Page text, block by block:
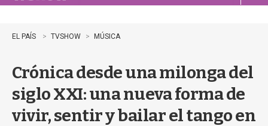
o
r
b
q
EL PAÍS TVSHOW MÚSICA
Crónica desde una milonga del
siglo XXI: una nueva forma de
vivir, sentir y bailar el tango en